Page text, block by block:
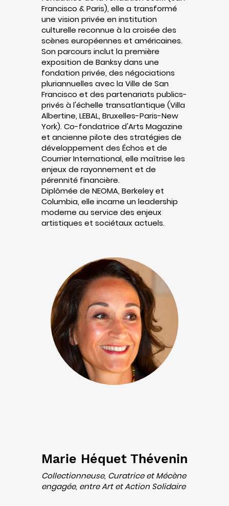
Francisco & Paris), elle a transformé
une vision privée en institution
culturelle reconnue à la croisée des
scènes européennes et américaines.
Son parcours inclut la première
exposition de Banksy dans une
fondation privée, des négociations
pluriannuelles avec la Ville de San
Francisco et des partenariats publics-
privés à l'échelle transatlantique (Villa
Albertine, LEBAL, Bruxelles-Paris-New
York). Co-fondatrice d'Arts Magazine
et ancienne pilote des stratégies de
développement des Échos et de
Courrier International, elle maîtrise les
enjeux de rayonnement et de
pérennité financière.
Diplômée de NEOMA, Berkeley et
Columbia, elle incarne un leadership
moderne au service des enjeux
artistiques et sociétaux actuels.
Marie Héquet Thévenin
Collectionneuse, Curatrice et Mécène
engagée, entre Art et Action Solidaire